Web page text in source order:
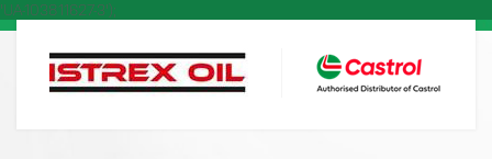
'UA-103811627-3');